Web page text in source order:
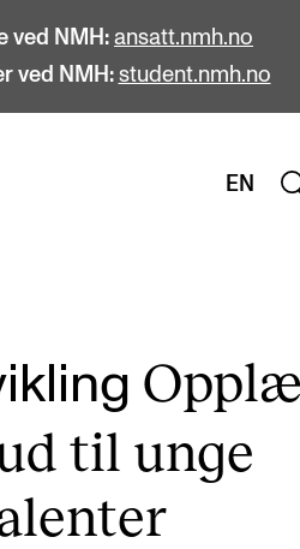
ved NMH: ansatt.nmh.no
ved NMH: student.nmh.no
EN
til unge